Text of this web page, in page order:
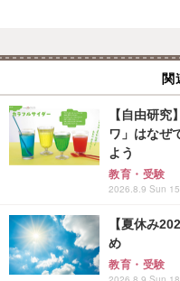
関
【自由研
ワ」はなぜ
よう
教育・受験
2026.8.9 Sun
【夏休み
め
教育・受験